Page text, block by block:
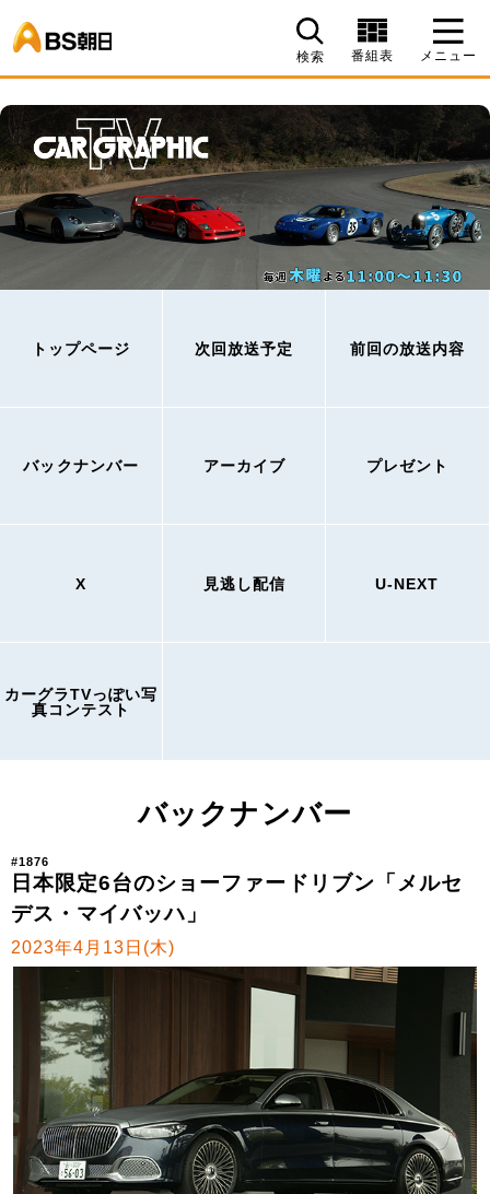
検索 番組表 メニュー
トップページ 次回放送予定 前回の放送内容
バックナンバー アーカイブ プレゼント
X 見逃し配信 U-NEXT
カーグラTVっぽい写
真コンテスト
バックナンバー
#1876
日本限定6台のショーファードリブン「メルセ
デス・マイバッハ」
2023年4月13日(木)